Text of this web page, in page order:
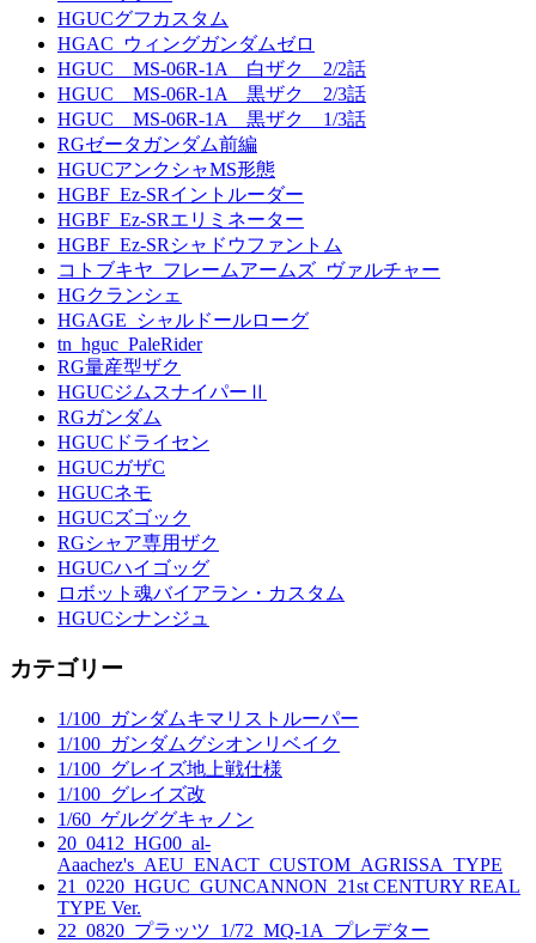
HGUCグフカスタム
HGAC_ウィングガンダムゼロ
HGUC MS-06R-1A 白ザク 2/2話
HGUC MS-06R-1A 黒ザク 2/3話
HGUC MS-06R-1A 黒ザク 1/3話
RGゼータガンダム前編
HGUCアンクシャMS形態
HGBF_Ez-SRイントルーダー
HGBF_Ez-SRエリミネーター
HGBF_Ez-SRシャドウファントム
コトブキヤ_フレームアームズ_ヴァルチャー
HGクランシェ
HGAGE_シャルドールローグ
tn_hguc_PaleRider
RG量産型ザク
HGUCジムスナイパーⅡ
RGガンダム
HGUCドライセン
HGUCガザC
HGUCネモ
HGUCズゴック
RGシャア専用ザク
HGUCハイゴッグ
ロボット魂バイアラン・カスタム
HGUCシナンジュ
カテゴリー
1/100_ガンダムキマリストルーパー
1/100_ガンダムグシオンリベイク
1/100_グレイズ地上戦仕様
1/100_グレイズ改
1/60_ゲルググキャノン
20_0412_HG00_al-
Aaachez's_AEU_ENACT_CUSTOM_AGRISSA_TYPE
21_0220_HGUC_GUNCANNON_21st CENTURY REAL
TYPE Ver.
22_0820_プラッツ_1/72_MQ-1A_プレデター